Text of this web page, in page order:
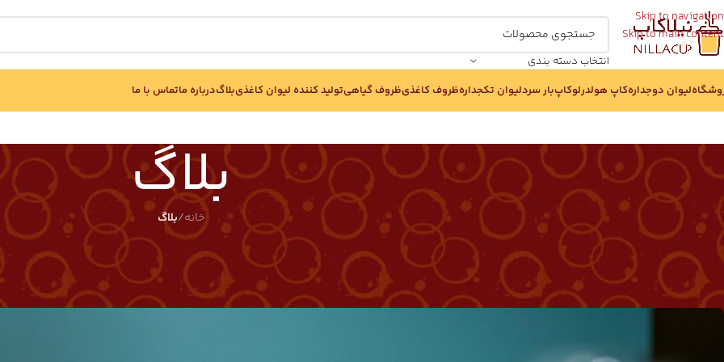
Skip to navigation
Skip to main content
انتخاب دسته بندی
لیوان دوجدارهکاپ هولدرلوکاپبار سردلیوان تکجدارهظروف کاغذیظروف گیاهیتولید کننده لیوان کاغذیبلاگدرباره ماتماس با ما
بلاگ
خانه/بلاگ